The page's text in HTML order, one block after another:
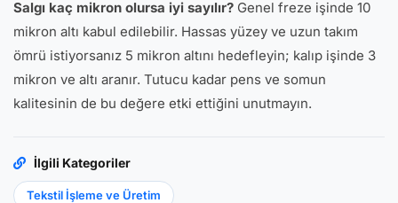
Salgı kaç mikron olursa iyi sayılır? Genel freze işinde 10
mikron altı kabul edilebilir. Hassas yüzey ve uzun takım
ömrü istiyorsanız 5 mikron altını hedefleyin; kalıp işinde 3
mikron ve altı aranır. Tutucu kadar pens ve somun
kalitesinin de bu değere etki ettiğini unutmayın.
İlgili Kategoriler
Tekstil İşleme ve Üretim